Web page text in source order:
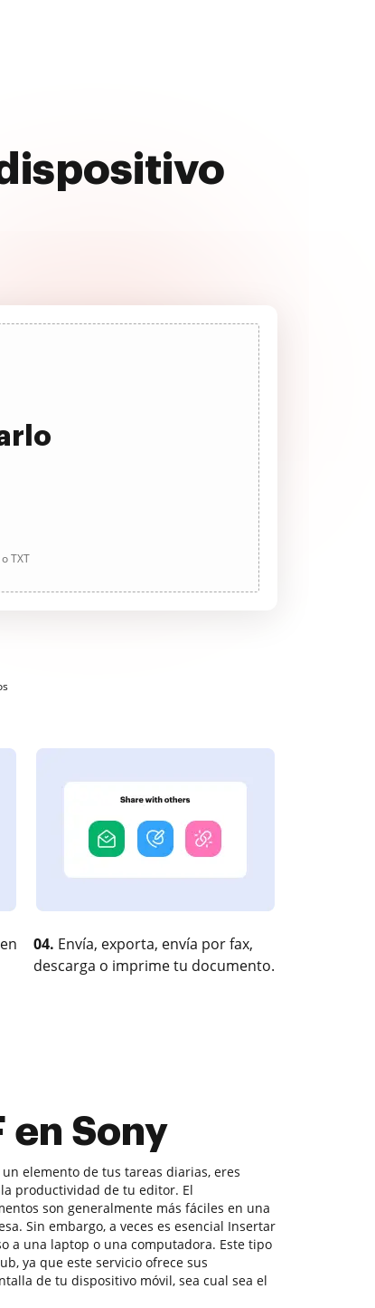
TXT
04. Envía, exporta, envía por fax,
descarga o imprime tu documento.
en Sony
elemento de tus tareas diarias, eres
productividad de tu editor. El
son generalmente más fáciles en una
Sin embargo, a veces es esencial Insertar
a una laptop o una computadora. Este tipo
ya que este servicio ofrece sus
de tu dispositivo móvil, sea cual sea el